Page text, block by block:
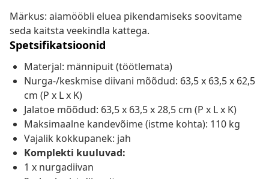
Märkus: aiamööbli eluea pikendamiseks soovitame
seda kaitsta veekindla kattega.
Spetsifikatsioonid
Materjal: männipuit (töötlemata)
Nurga-/keskmise diivani mõõdud: 63,5 x 63,5 x 62,5
cm (P x L x K)
Jalatoe mõõdud: 63,5 x 63,5 x 28,5 cm (P x L x K)
Maksimaalne kandevõime (istme kohta): 110 kg
Vajalik kokkupanek: jah
Komplekti kuuluvad:
1 x nurgadiivan